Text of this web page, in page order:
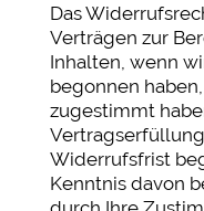
Das
Verträgen zur
Inhalten, wenn
begonnen
zugestimmt
Widerrufsfrist
Kenntnis davon